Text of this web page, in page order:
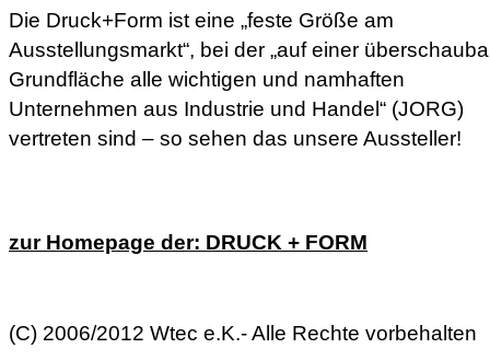
Die Druck+Form ist eine „feste Größe am
Ausstellungsmarkt“, bei der „auf einer
Grundfläche alle wichtigen und namhaften
Unternehmen aus Industrie und Handel“ (JORG)
vertreten sind – so sehen das unsere Aussteller!
zur Homepage der: DRUCK + FORM
(C) 2006/2012 Wtec e.K.- Alle Rechte vorbehalten